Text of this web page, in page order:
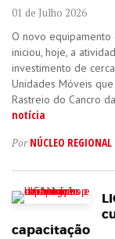
01 de Julho 2026
O novo
iniciou, hoje, a
investimento de
Unidades Móveis
Rastreio do Cancro
notícia
PorNÚCLEO
capacitação